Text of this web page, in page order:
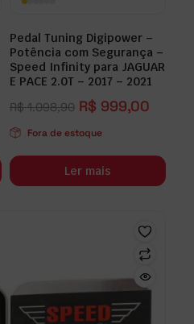
Pedal Tuning Digipower –
Potência com Segurança –
Speed Infinity para JAGUAR
E PACE 2.0T – 2017 – 2021
R$1.098,90 R$ 999,00
Fora de estoque
Ler mais